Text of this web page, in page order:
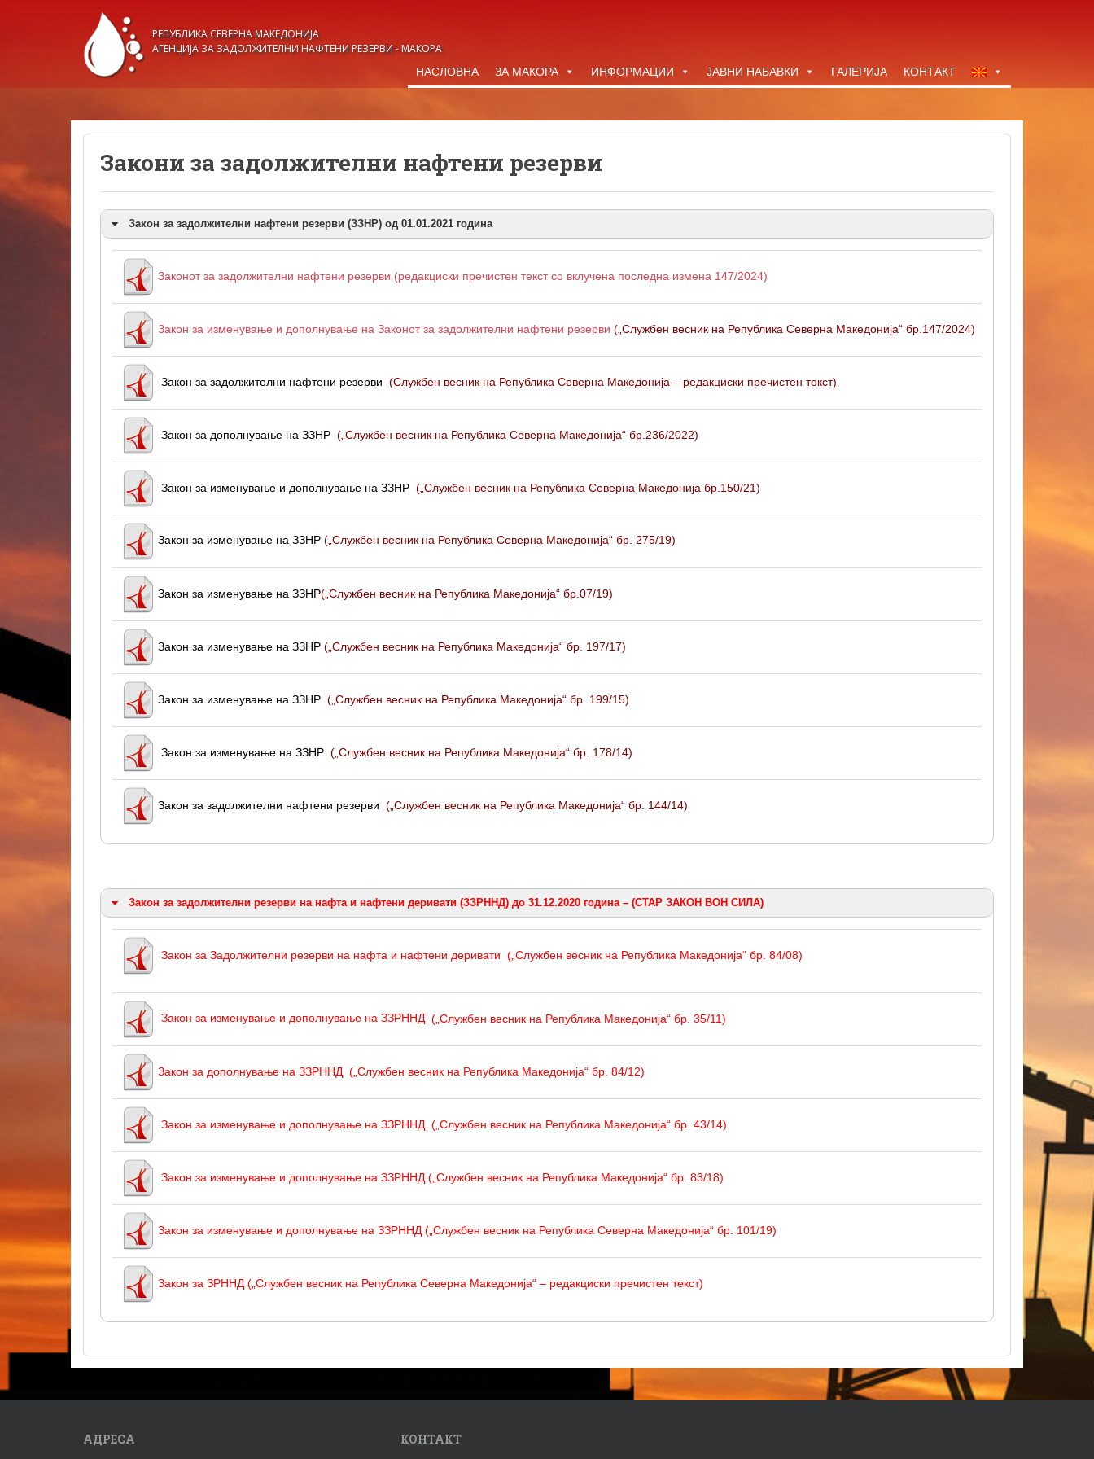
n
РЕПУБЛИКА СЕВЕРНА МАКЕДОНИЈА
AГЕНЦИЈА ЗА ЗАДОЛЖИТЕЛНИ НАФТЕНИ РЕЗЕРВИ - МАКОРА
НАСЛОВНА ЗА МАКОРА ИНФОРМАЦИИ ЈАВНИ НАБАВКИ ГАЛЕРИЈА КОНТАКТ
Закони за задолжителни нафтени резерви
Закон за задолжителни нафтени резерви (ЗЗНР) од 01.01.2021 година
Законот за задолжителни нафтени резерви (редакциски пречистен текст со вклучена последна измена 147/2024)
Закон за изменување и дополнување на Законот за задолжителни нафтени резерви („Службен весник на Република Северна Македонија“ бр.147/2024)
Закон за задолжителни нафтени резерви (Службен весник на Република Северна Македонија – редакциски пречистен текст)
Закон за дополнување на ЗЗНР („Службен весник на Република Северна Македонија“ бр.236/2022)
Закон за изменување и дополнување на ЗЗНР („Службен весник на Република Северна Македонија бр.150/21)
Закон за изменување на ЗЗНР („Службен весник на Република Северна Македонија“ бр. 275/19)
Закон за изменување на ЗЗНР(„Службен весник на Република Македонија“ бр.07/19)
Закон за изменување на ЗЗНР („Службен весник на Република Македонија“ бр. 197/17)
Закон за изменување на ЗЗНР („Службен весник на Република Македонија“ бр. 199/15)
Закон за изменување на ЗЗНР („Службен весник на Република Македонија“ бр. 178/14)
Закон за задолжителни нафтени резерви („Службен весник на Република Македонија“ бр. 144/14)
Закон за задолжителни резерви на нафта и нафтени деривати (ЗЗРННД) до 31.12.2020 година – (СТАР ЗАКОН ВОН СИЛА)
Закон за Задолжителни резерви на нафта и нафтени деривати („Службен весник на Република Македонија“ бр. 84/08)
Закон за изменување и дополнување на ЗЗРННД(„Службен весник на Република Македонија“ бр. 35/11)
Закон за дополнување на ЗЗРННД („Службен весник на Република Македонија“ бр. 84/12)
Закон за изменување и дополнување на ЗЗРННД („Службен весник на Република Македонија“ бр. 43/14)
Закон за изменување и дополнување на ЗЗРННД („Службен весник на Република Македонија“ бр. 83/18)
Закон за изменување и дополнување на ЗЗРННД („Службен весник на Република Северна Македонија“ бр. 101/19)
Закон за ЗРННД („Службен весник на Република Северна Македонија“ – редакциски пречистен текст)
АДРЕСА КОНТАКТ